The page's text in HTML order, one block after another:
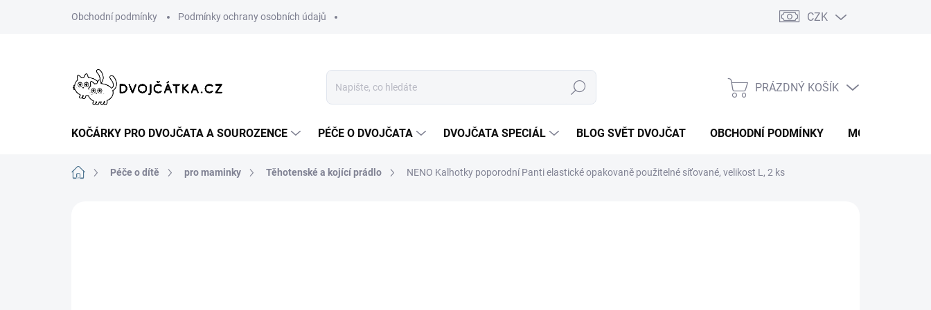
Obchodní podmínky Podmínky ochrany osobních údajů CZK
Hledat
NÁKUPNÍ
PRÁZDNÝ KOŠÍK
KOČÁRKY PRO DVOJČATA A SOUROZENCE PÉČE O DVOJČATA DVOJČATA SPECIÁL BLOG SVĚT DVOJČAT OBCHODNÍ PODMÍNKY MOJE
Domů Péče o dítě pro maminky Těhotenské a kojící prádlo NENO Kalhotky poporodní Panti elastické opakovaně použitelné síťované, velikost L, 2 ks